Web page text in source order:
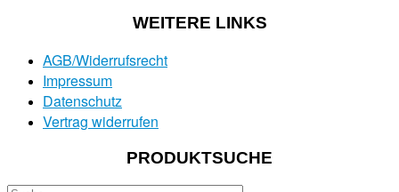
WEITERE LINKS
AGB/Widerrufsrecht
Impressum
Datenschutz
Vertrag widerrufen
PRODUKTSUCHE